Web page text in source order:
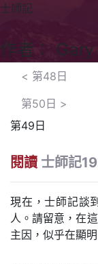
士師記
作者：
< 第48日
第50日 >
第49日
閱讀 士師記
現在，士師記談
人。請留意，在
主因，似乎在顯